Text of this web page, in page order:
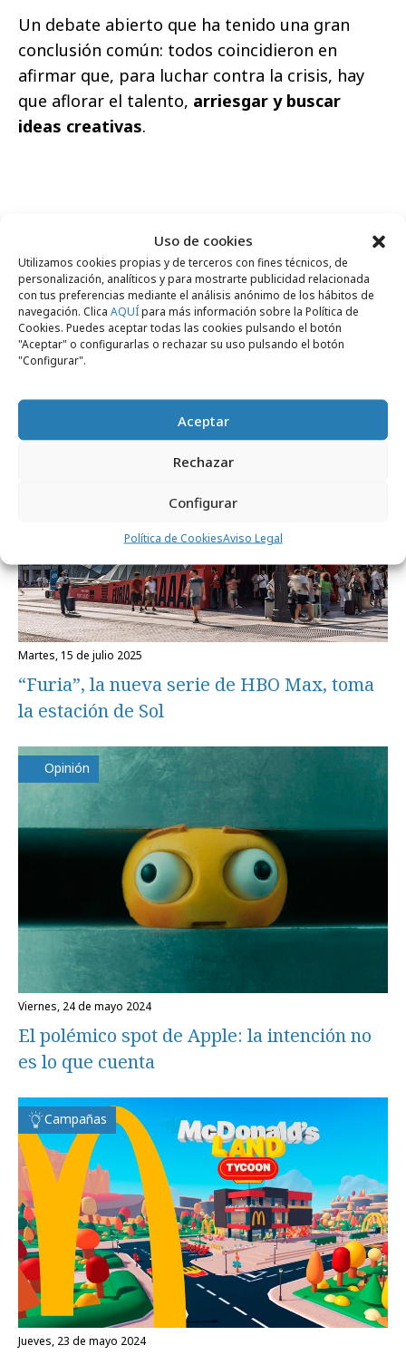
Uso de cookies
Utilizamos cookies propias y de terceros con fines técnicos, de
personalización, analíticos y para mostrarte publicidad relacionada
con tus preferencias mediante el análisis anónimo de los hábitos de
navegación. Clica AQUÍpara más información sobre la Política de
Cookies. Puedes aceptar todas las cookies pulsando el botón
"Aceptar" o configurarlas o rechazar su uso pulsando el botón
"Configurar".
Aceptar
Rechazar
Configurar
Política de CookiesAviso Legal
Un debate abierto que ha tenido una gran
conclusión común: todos coincidieron en
afirmar que, para luchar contra la crisis, hay
que aflorar el talento, arriesgar y buscar
ideas creativas.
Noticias Relacionadas
martes, 15 de julio 2025
“Furia”, la nueva serie de HBO Max, toma
la estación de Sol
Opinión
viernes, 24 de mayo 2024
El polémico spot de Apple: la intención no
es lo que cuenta
Campañas
jueves, 23 de mayo 2024